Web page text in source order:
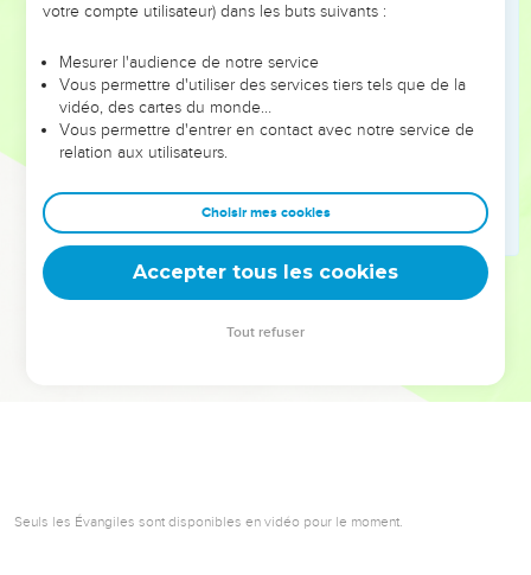
leur foi ou leur vision. Mais on voit moins les doutes, les erreurs
et les saisons difficiles qu'ils ont traversés, alors même que ce
sont elles qui les ont façonnés.
Dans cette conférence, leaders, entrepreneurs, et responsables
clés pour avancer avec plus de sagesse afin que leurs erreurs
deviennent vos tremplins. Que vous guidiez un ministère, une
équipe, un groupe ou une famille, leur expérience est faite
Seuls les Évangiles sont disponibles en vidéo pour le moment.
votre compte utilisateur) dans les buts suivants :
Mesurer l'audience de notre service
Vous permettre d'utiliser des services tiers tels que de la
vidéo, des cartes du monde…
Vous permettre d'entrer en contact avec notre service de
relation aux utilisateurs.
Choisir mes cookies
Accepter tous les cookies
Tout refuser